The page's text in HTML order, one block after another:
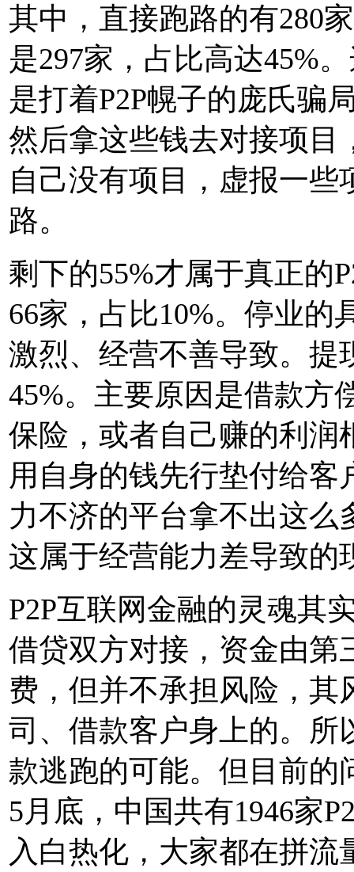
其中，直接跑路的有280
是297家，占比高达45%
是打着P2P幌子的庞氏骗
然后拿这些钱去对接项目
自己没有项目，虚报一
路。
剩下的55%才属于真正的
66家，占比10%。停业的
激烈、经营不善导致。提
45%。主要原因是借款方
保险，或者自己赚的利润
用自身的钱先行垫付给
力不济的平台拿不出这
这属于经营能力差导致的
P2P互联网金融的灵魂其
借贷双方对接，资金由第
费，但并不承担风险，其
司、借款客户身上的。所
款逃跑的可能。但目前的
5月底，中国共有1946家
入白热化，大家都在拼流